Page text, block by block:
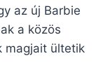
az új Barbie
a közös
magjait ültetik